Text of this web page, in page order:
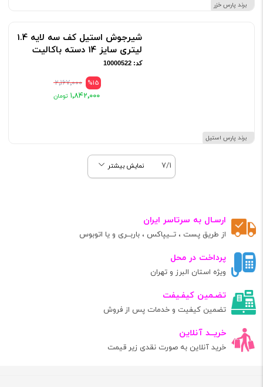
برند پارس خزر
برند پارس استیل
شیرجوش استیل کف سه لایه 1.4
لیتری سایز 14 دسته باکالیت
کد: 10000522
%15 ۲٬۱۶۷٬۰۰۰
۱٬۸۴۲٬۰۰۰
7/1 نمایش بیشتر
ارسـال به سرتاسر ایران
از طریق پست ، تــیپاکس ، باربــری و یا اتوبوس
پرداخت در محل
ویژه استان البرز و تهران
تضـمین کیفـیفت
تضمین کیفیت و خدمات پس از فروش
خریــد آنلاین
خرید آنلاین به صورت نقدی زیر قیمت